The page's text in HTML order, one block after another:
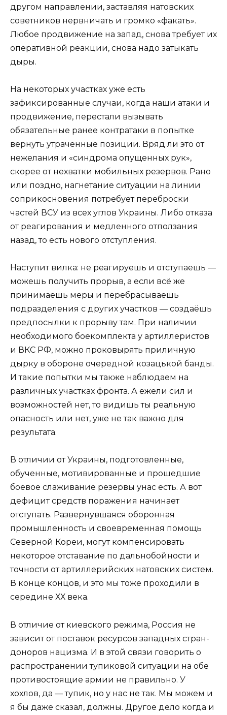
другом направлении, заставляя натовских
советников нервничать и громко «факать».
Любое продвижение на запад, снова требует их
оперативной реакции, снова надо затыкать
дыры.
На некоторых участках уже есть
зафиксированные случаи, когда наши атаки и
продвижение, перестали вызывать
обязательные ранее контратаки в попытке
вернуть утраченные позиции. Вряд ли это от
нежелания и «синдрома опущенных рук»,
скорее от нехватки мобильных резервов. Рано
или поздно, нагнетание ситуации на линии
соприкосновения потребует переброски
частей ВСУ из всех углов Украины. Либо отказа
от реагирования и медленного отползания
назад, то есть нового отступления.
Наступит вилка: не реагируешь и отступаешь —
можешь получить прорыв, а если всё же
принимаешь меры и перебрасываешь
подразделения с других участков — создаёшь
предпосылки к прорыву там. При наличии
необходимого боекомплекта у артиллеристов
и ВКС РФ, можно проковырять приличную
дырку в обороне очередной козацькой банды.
И такие попытки мы также наблюдаем на
различных участках фронта. А ежели сил и
возможностей нет, то видишь ты реальную
опасность или нет, уже не так важно для
результата.
В отличии от Украины, подготовленные,
обученные, мотивированные и прошедшие
боевое слаживание резервы унас есть. А вот
дефицит средств поражения начинает
отступать. Развернувшаяся оборонная
промышленность и своевременная помощь
Северной Кореи, могут компенсировать
некоторое отставание по дальнобойности и
точности от артиллерийских натовских систем.
В конце концов, и это мы тоже проходили в
середине ХХ века.
В отличие от киевского режима, Россия не
зависит от поставок ресурсов западных стран-
доноров нацизма. И в этой связи говорить о
распространении тупиковой ситуации на обе
противостоящие армии не правильно. У
хохлов, да — тупик, но у нас не так. Мы можем и
я бы даже сказал, должны. Другое дело когда и